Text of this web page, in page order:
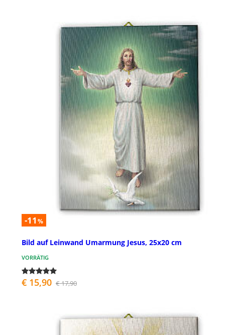
-11 %
Bild auf Leinwand Umarmung Jesus, 25x20 cm
VORRÄTIG
€ 15,90 € 17,90